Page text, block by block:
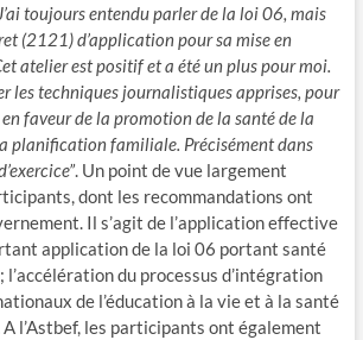
toujours entendu parler de la loi 06, mais
(2121) d’application pour sa mise en
atelier est positif et a été un plus pour moi.
les techniques journalistiques apprises, pour
faveur de la promotion de la santé de la
planification familiale. Précisément dans
. Un point de vue largement
dont les recommandations ont
Il s’agit de l’application effective
application de la loi 06 portant santé
du processus d’intégration
de l’éducation à la vie et à la santé
l’Astbef, les participants ont également